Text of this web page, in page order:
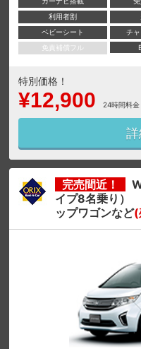
利用者割
ベビーシート
チ
免責補償フル
特別価格！
¥12,900 24時間料金
完売間近！
イプ8名乗り
ップワゴンなど(